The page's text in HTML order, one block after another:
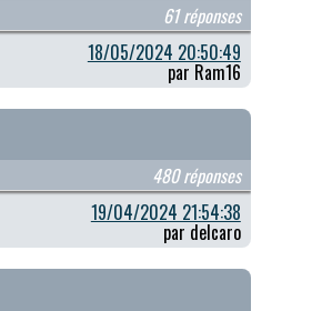
61 réponses
18/05/2024 20:50:49
par Ram16
480 réponses
19/04/2024 21:54:38
par delcaro